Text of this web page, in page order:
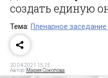
создать единую
Тема: Пленарное
20.04.2021 15:15
Автор: Мария Соколова